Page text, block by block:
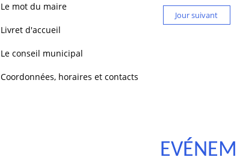
Le mot du maire
Livret d'accueil
Le conseil municipal
Coordonnées, horaires et contacts
Jour suivant